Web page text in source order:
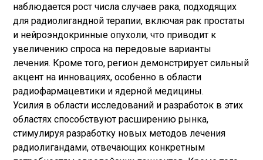
наблюдается рост числа случаев рака, подходящих
для радиолигандной терапии, включая рак простаты
и нейроэндокринные опухоли, что приводит к
увеличению спроса на передовые варианты
лечения. Кроме того, регион демонстрирует сильный
акцент на инновациях, особенно в области
радиофармацевтики и ядерной медицины.
Усилия в области исследований и разработок в этих
областях способствуют расширению рынка,
стимулируя разработку новых методов лечения
радиолигандами, отвечающих конкретным